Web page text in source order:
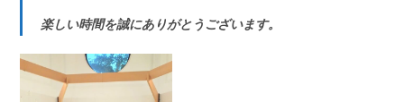
楽しい時間を誠にありがとうございます。